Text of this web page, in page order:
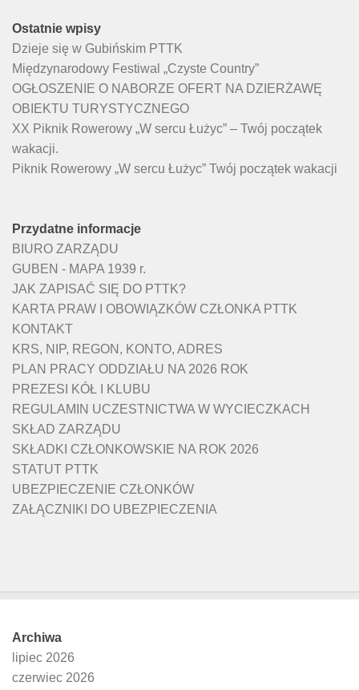
Ostatnie wpisy
Dzieje się w Gubińskim PTTK
Międzynarodowy Festiwal „Czyste Country”
OGŁOSZENIE O NABORZE OFERT NA DZIERŻAWĘ
OBIEKTU TURYSTYCZNEGO
XX Piknik Rowerowy „W sercu Łużyc” – Twój początek
wakacji.
Piknik Rowerowy „W sercu Łużyc” Twój początek wakacji
Przydatne informacje
BIURO ZARZĄDU
GUBEN - MAPA 1939 r.
JAK ZAPISAĆ SIĘ DO PTTK?
KARTA PRAW I OBOWIĄZKÓW CZŁONKA PTTK
KONTAKT
KRS, NIP, REGON, KONTO, ADRES
PLAN PRACY ODDZIAŁU NA 2026 ROK
PREZESI KÓŁ I KLUBU
REGULAMIN UCZESTNICTWA W WYCIECZKACH
SKŁAD ZARZĄDU
SKŁADKI CZŁONKOWSKIE NA ROK 2026
STATUT PTTK
UBEZPIECZENIE CZŁONKÓW
ZAŁĄCZNIKI DO UBEZPIECZENIA
Archiwa
lipiec 2026
czerwiec 2026